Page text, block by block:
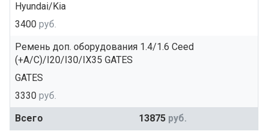
Hyundai/Kia
3400 руб.
Ремень доп. оборудования 1.4/1.6 Ceed
(+A/C)/I20/I30/IX35 GATES
GATES
3330 руб.
Всего
13875 руб.